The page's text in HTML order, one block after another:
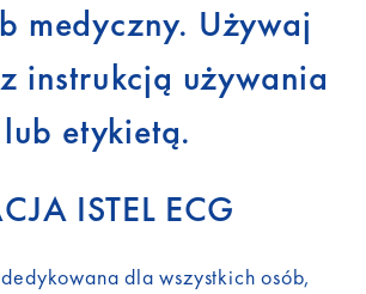
medyczny. Używaj
instrukcją używania
lub etykietą.
ISTEL ECG
dla wszystkich osób,